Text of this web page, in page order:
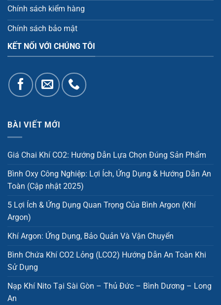
Chính sách kiểm hàng
Chính sách bảo mật
KẾT NỐI VỚI CHÚNG TÔI
BÀI VIẾT MỚI
Giá Chai Khí CO2: Hướng Dẫn Lựa Chọn Đúng Sản Phẩm
Bình Oxy Công Nghiệp: Lợi Ích, Ứng Dụng & Hướng Dẫn An
Toàn (Cập nhật 2025)
5 Lợi Ích & Ứng Dụng Quan Trọng Của Bình Argon (Khí
Argon)
Khí Argon: Ứng Dụng, Bảo Quản Và Vận Chuyển
Bình Chứa Khí CO2 Lỏng (LCO2) Hướng Dẫn An Toàn Khi
Sử Dụng
Nạp Khí Nito Tại Sài Gòn – Thủ Đức – Bình Dương – Long
An